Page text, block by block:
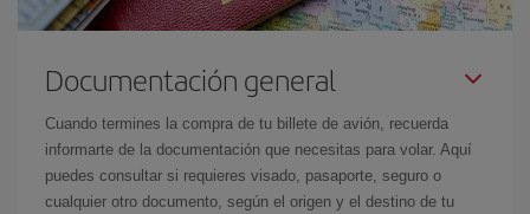
Documentación general
Cuando termines la compra de tu billete de avión, recuerda
informarte de la documentación que necesitas para volar. Aquí
puedes consultar si requieres visado, pasaporte, seguro o
cualquier otro documento, según el origen y el destino de tu